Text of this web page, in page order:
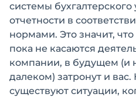
системы
отчетности в
нормами. Это значит,
пока не касаются
компании, в будущем (и
далеком) затронут и
существуют ситуации,